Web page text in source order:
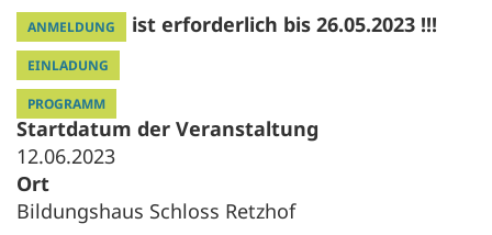
ANMELDUNG ist erforderlich bis 26.05.2023 !!!
EINLADUNG
PROGRAMM
Startdatum der Veranstaltung
12.06.2023
Ort
Bildungshaus Schloss Retzhof